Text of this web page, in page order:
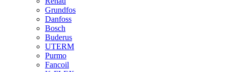
Grundfos
Danfoss
Bosch
Buderus
UTERM
Purmo
Fancoil